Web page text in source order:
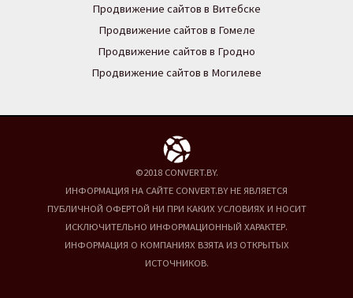
Продвижение сайтов в Витебске
Продвижение сайтов в Гомеле
Продвижение сайтов в Гродно
Продвижение сайтов в Могилеве
©2018 CONVERT.BY.
ИНФОРМАЦИЯ НА САЙТЕ CONVERT.BY НЕ ЯВЛЯЕТСЯ
ПУБЛИЧНОЙ ОФЕРТОЙ НИ ПРИ КАКИХ УСЛОВИЯХ И НОСИТ
ИСКЛЮЧИТЕЛЬНО ИНФОРМАЦИОННЫЙ ХАРАКТЕР.
ИНФОРМАЦИЯ О КОМПАНИЯХ ВЗЯТА ИЗ ОТКРЫТЫХ
ИСТОЧНИКОВ.